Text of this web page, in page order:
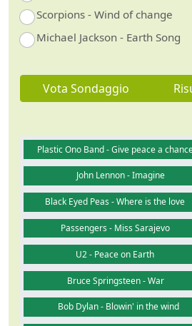
Scorpions - Wind of change
Michael Jackson - Earth Song
Vota Sondaggio
Plastic Ono Band - Give peace a
John Lennon - Imagine
Black Eyed Peas - Where is the love
Passengers - Miss Sarajevo
U2 - Peace on Earth
Bruce Springsteen - War
Bob Dylan - Blowin' in the wind